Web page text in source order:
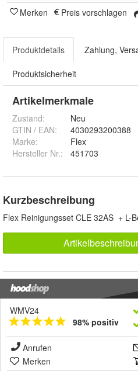
Merken
Preis vorschlagen
Produktdetails Zahlung,
Produktsicherheit
Artikelmerkmale
Zustand:
Neu
GTIN / EAN:
4030293200388
Marke:
Flex
Hersteller Nr.:
451703
Kurzbeschreibung
Flex Reinigungsset CLE 32AS + L-
WMV24
98% positiv
Anrufen
Merken